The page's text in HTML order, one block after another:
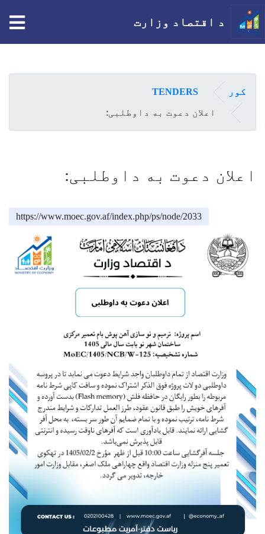
د اقتصاد وزارت
کور TENDERS
اعلان دعوت به داوطلبی:
اعلان دعوت به داوطلبی:
https://www.moec.gov.af/index.php/ps/node/2033